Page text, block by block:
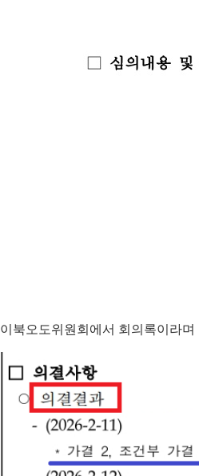
이북오도위원회에서 회의록이라